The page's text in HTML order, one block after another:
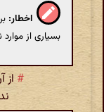
اخطار:
بسیاری از
#